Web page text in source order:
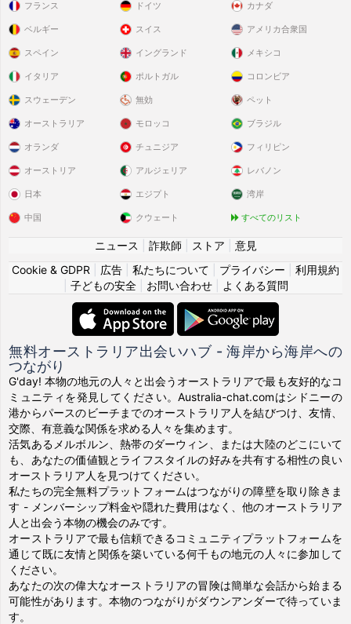
フランス
ベルギー
スペイン
イタリア
スウェーデン
ドイツ
スイス
イングランド
ポルトガル
無効
カナダ
アメリカ合衆国
メキシコ
コロンビア
ペット
オーストラリア
オランダ
オーストリア
日本
中国
モロッコ
チュニジア
アルジェリア
エジプト
クウェート
ブラジル
フィリピン
レバノン
湾岸
すべてのリスト
ニュース 詐欺師 ストア
意見
Cookie & GDPR
広告 私たちについて プライバシー
利用規約
子どもの安全| お問い合わせ| よくある質問
無料オーストラリア出会いハブ - 海岸から海岸への
つながり
G'day! 本物の地元の人々と出会うオーストラリアで最も友好的なコ
ミュニティを発見してください。Australia-chat.comはシドニーの
港からパースのビーチまでのオーストラリア人を結びつけ、友情、
交際、有意義な関係を求める人々を集めます。
活気あるメルボルン、熱帯のダーウィン、または大陸のどこにいて
も、あなたの価値観とライフスタイルの好みを共有する相性の良い
オーストラリア人を見つけてください。
私たちの完全無料プラットフォームはつながりの障壁を取り除きま
す - メンバーシップ料金や隠れた費用はなく、他のオーストラリア
人と出会う本物の機会のみです。
オーストラリアで最も信頼できるコミュニティプラットフォームを
通じて既に友情と関係を築いている何千もの地元の人々に参加して
ください。
あなたの次の偉大なオーストラリアの冒険は簡単な会話から始まる
可能性があります。本物のつながりがダウンアンダーで待っていま
す。